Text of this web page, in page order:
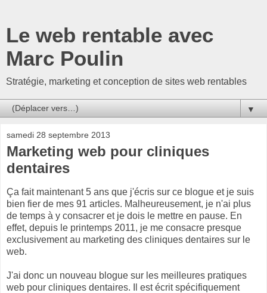
Le web rentable avec
Marc Poulin
Stratégie, marketing et conception de sites web rentables
▼
samedi 28 septembre 2013
Marketing web pour cliniques
dentaires
Ça fait maintenant 5 ans que j'écris sur ce blogue et je suis
bien fier de mes 91 articles. Malheureusement, je n'ai plus
de temps à y consacrer et je dois le mettre en pause. En
effet, depuis le printemps 2011, je me consacre presque
exclusivement au marketing des cliniques dentaires sur le
web.
J'ai donc un nouveau blogue sur les meilleures pratiques
web pour cliniques dentaires. Il est écrit spécifiquement